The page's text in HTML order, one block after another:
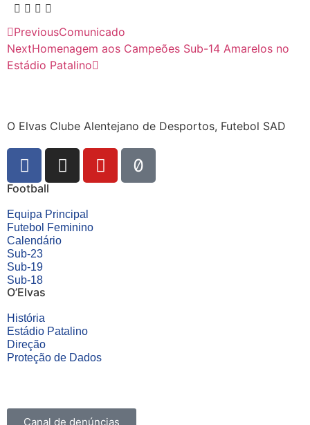
PreviousComunicado
NextHomenagem aos Campeões Sub-14 Amarelos no
Estádio Patalino
O Elvas Clube Alentejano de Desportos, Futebol SAD
Football
Equipa Principal
Futebol Feminino
Calendário
Sub-23
Sub-19
Sub-18
O’Elvas
História
Estádio Patalino
Direção
Proteção de Dados
Canal de denúncias